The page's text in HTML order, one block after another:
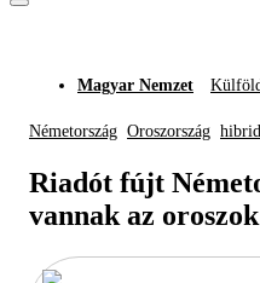
Magyar Nemzet
Németország Oroszország
Riadót fújt
vannak az oroszok